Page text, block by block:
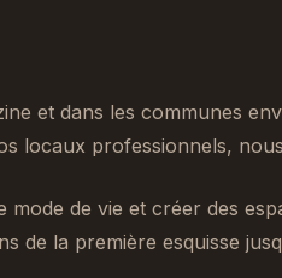
et dans les communes
locaux professionnels,
de vie et créer des
de la première esquisse